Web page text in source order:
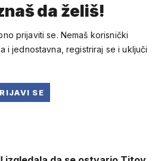
da želiš!
prijaviti se. Nemaš korisnički
i jednostavna, registriraj se i uključi
SE